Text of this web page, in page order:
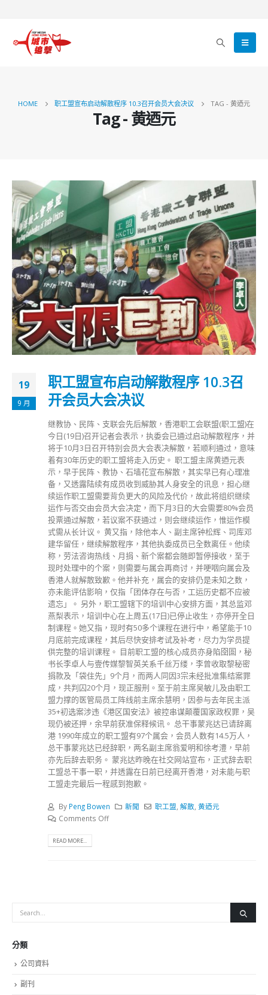
HOME 职工盟宣布启动解散程序 10.3召开会员大会决议 TAG - 黄迺元
Tag - 黄迺元
19
9 月
职工盟宣布启动解散程序 10.3召
开会员大会决议
继教协、民阵、支联会先后解散，香港职工会联盟(职工盟)在
今日(19日)召开记者会表示，执委会已通过启动解散程序，并
将于10月3日召开特别会员大会表决解散，若顺利通过，意味
着有30年历史的职工盟将走入历史。 职工盟主席黄迺元表
示，早于民阵、教协、石墙花宣布解散，其实早已有心理准
备，又透露陆续有成员收到威胁其人身安全的讯息，担心继
续运作职工盟需要背负更大的风险及代价，故此将组织继续
运作与否交由会员大会决定，而下月3日的大会需要80%会员
投票通过解散，若议案不获通过，则会继续运作，惟运作模
式需从长计议。 黄又指，除他本人、副主席钟松辉、司库邓
建华留任，继续解散程序，其他执委成员已全数离任。他续
称，劳法咨询热线、月捐、新个案都会随即暂停接收，至于
现时处理中的个案，则需要与属会再商讨，并哽咽向属会及
香港人就解散致歉。他并补充，属会的安排仍是未知之数，
亦未能评估影响，仅指「团体存在与否，工运历史都不应被
遗忘」。 另外，职工盟辖下的培训中心安排方面，其总监邓
燕梨表示，培训中心在上周五(17日)已停止收生，亦停开全日
制课程。她又指，现时有50多个课程在进行中，希望能于10
月底前完成课程，其后尽快安排考试及补考，尽力为学员提
供完整的培训课程。 目前职工盟的核心成员亦身陷囹圄，秘
书长李卓人与壹传媒黎智英关系千丝万缕，李曾收取黎秘密
捐款及「袋住先」9个月，而两人同因3宗未经批准集结案罪
成，共判囚20个月，现正服刑。至于前主席吴敏儿及由职工
盟力撑的医管局员工阵线前主席余慧明，因参与去年民主派
35+初选案涉违《港区国安法》被控串谋颠覆国家政权罪，吴
现仍被还押，余早前获准保释候讯。 总干事蒙兆达已请辞离
港 1990年成立的职工盟有97个属会，会员人数有14.5万人，
总干事蒙兆达已经辞职，两名副主席翁爱明和徐考澧，早前
亦先后辞去职务。 蒙兆达昨晚在社交网站宣布，正式辞去职
工盟总干事一职，并透露在日前已经离开香港，对未能与职
工盟走完最后一程感到抱歉。
By Peng Bowen 新聞 职工盟,解散,黄迺元
Comments Off
READ MORE...
分類
公司資料
副刊